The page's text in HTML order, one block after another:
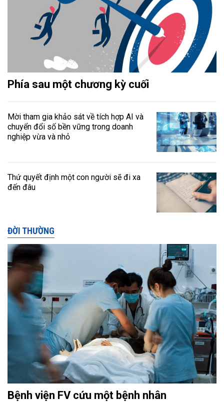
Phía sau một chương kỳ cuối
Mời tham gia khảo sát về tích hợp AI và
chuyển đổi số bền vững trong doanh
nghiệp vừa và nhỏ
Thứ quyết định một con người sẽ đi xa
đến đâu
ĐỜI THƯỜNG
Bệnh viện FV cứu một bệnh nhân